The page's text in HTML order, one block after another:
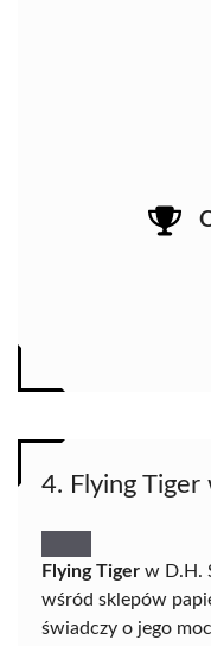
4. Flying
Flying Tiger w D.H.
wśród sklepów
świadczy o jego